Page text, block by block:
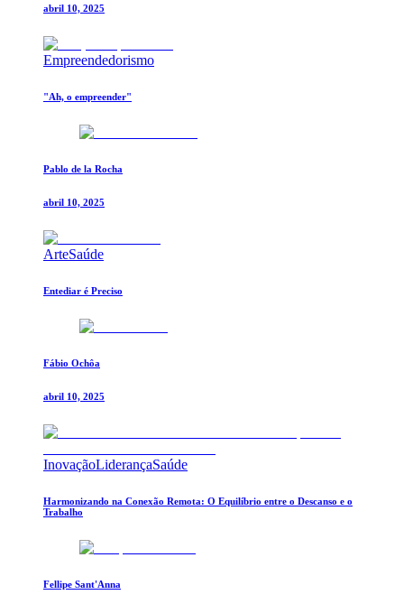
abril 10, 2025
Empreendedorismo
"Ah, o empreender"
Pablo de la Rocha
abril 10, 2025
ArteSaúde
Entediar é Preciso
Fábio Ochôa
abril 10, 2025
InovaçãoLiderançaSaúde
Harmonizando na Conexão Remota: O Equilíbrio entre o Descanso e o
Trabalho
Fellipe Sant'Anna